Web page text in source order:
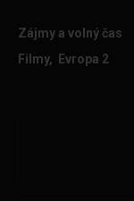
Zájmy a volný čas
Filmy, Evropa 2